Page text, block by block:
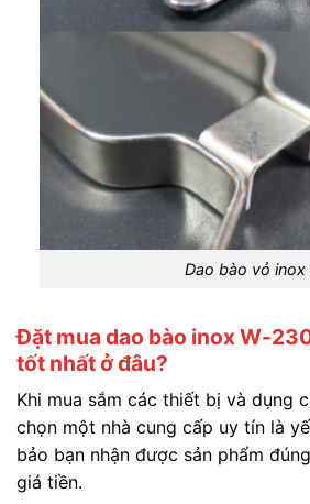
Dao bào vỏ inox
Đặt mua dao bào inox W-
tốt nhất ở đâu?
Khi mua sắm các thiết bị và dụng
chọn một nhà cung cấp uy tín là
bảo bạn nhận được sản phẩm
giá tiền.